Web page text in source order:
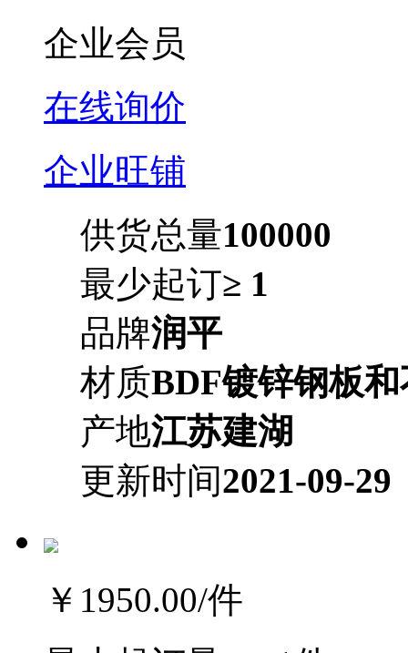
企业会员
在线询价
企业旺铺
供货总量100000
最少起订≥ 1
品牌润平
材质BDF镀锌钢板
产地江苏建湖
更新时间2021-09-29
￥1950.00/件